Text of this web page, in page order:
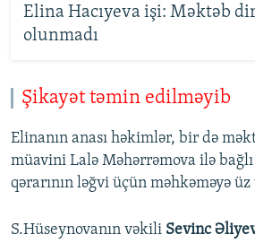
Elina Hacıyeva işi: Məktəb
olunmadı
Şikayət təmin edilməyib
Elinanın anası həkimlər, bir də
müavini Lalə Məhərrəmova ilə
qərarının ləğvi üçün məhkəməyə
S.Hüseynovanın vəkili Sevinc